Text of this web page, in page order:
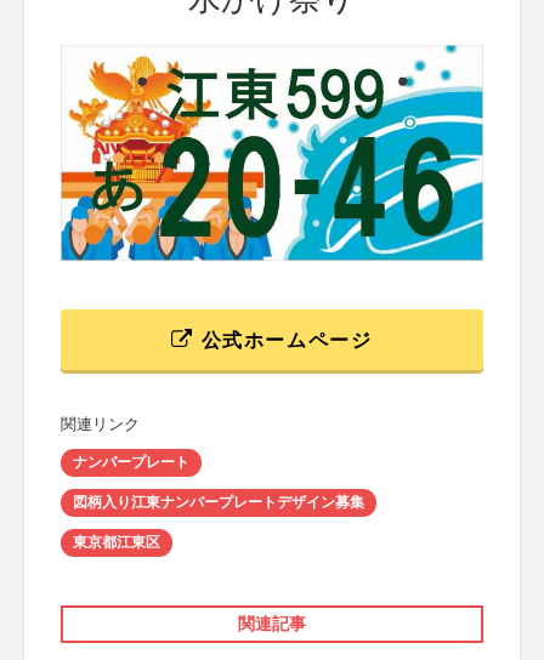
公式ホームページ
関連リンク
ナンバープレート
図柄入り江東ナンバープレートデザイン募集
東京都江東区
関連記事